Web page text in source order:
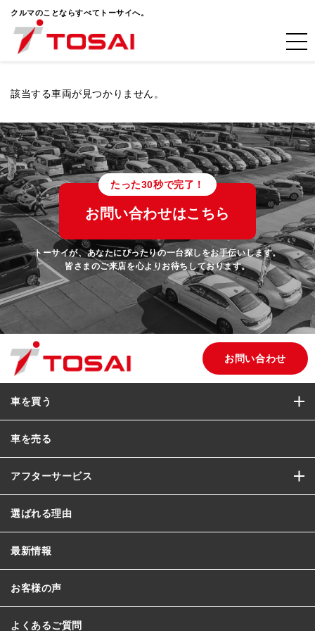
クルマのことならすべてトーサイへ。
該当する車両が見つかりません。
たった30秒で完了！
お問い合わせはこちら
トーサイが、あなたにぴったりの一台探しをお手伝いします。
皆さまのご来店を心よりお待ちしております。
お問い合わせ
車を買う
車を売る
アフターサービス
選ばれる理由
最新情報
お客様の声
よくあるご質問